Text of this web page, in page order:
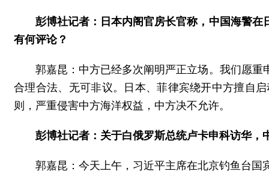
彭博社记者：日本内阁官房长官称，中国海警
有何评论？
郭嘉昆：中方已经多次阐明严正立场。我们愿
合理合法、无可非议。日本、菲律宾绕开中方擅自
则，严重侵害中方海洋权益，中方决不允许。
彭博社记者：关于白俄罗斯总统卢卡申科访华，
郭嘉昆：今天上午，习近平主席在北京钓鱼台